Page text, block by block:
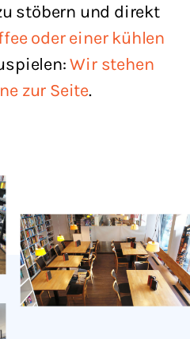
stöbern und direkt
oder einer kühlen
Wir stehen
zur Seite.